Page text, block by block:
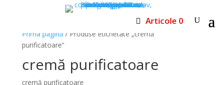
Articole 0
Prima pagină / Produse etichetate „cremă
purificatoare”
cremă purificatoare
cremă purificatoare